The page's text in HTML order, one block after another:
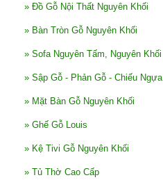
» Đồ Gỗ Nội Thất Nguyên Khối
» Bàn Tròn Gỗ Nguyên Khối
» Sofa Nguyên Tấm, Nguyên Khối
» Sập Gỗ - Phản Gỗ - Chiếu Ngựa
» Mặt Bàn Gỗ Nguyên Khối
» Ghế Gỗ Louis
» Kệ Tivi Gỗ Nguyên Khối
» Tủ Thờ Cao Cấp